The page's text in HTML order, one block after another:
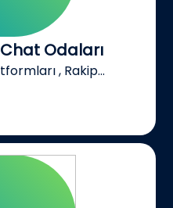
Odaları
, Rakip...